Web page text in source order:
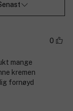
0
mange
kremen
fornøyd